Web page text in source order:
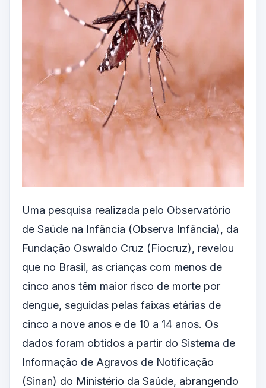
Uma pesquisa realizada pelo Observatório
de Saúde na Infância (Observa Infância), da
Fundação Oswaldo Cruz (Fiocruz), revelou
que no Brasil, as crianças com menos de
cinco anos têm maior risco de morte por
dengue, seguidas pelas faixas etárias de
cinco a nove anos e de 10 a 14 anos. Os
dados foram obtidos a partir do Sistema de
Informação de Agravos de Notificação
(Sinan) do Ministério da Saúde, abrangendo